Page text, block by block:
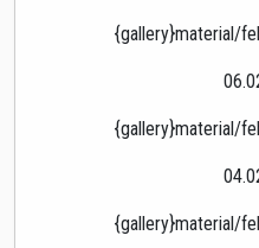
{gallery}material/
{gallery}material/
{gallery}material/